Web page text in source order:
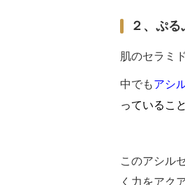
２、ぷ
肌のセラミ
中でもアシ
っているこ
このアシル
く力をアク